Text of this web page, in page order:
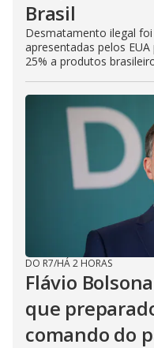
Brasil
Desmatamento ilegal
apresentadas pelos
25% a produtos
DO R7/HÁ 2 HORAS
Flávio
que
comando do